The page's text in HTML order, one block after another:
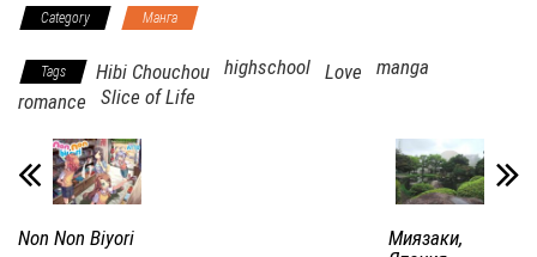
Category Манга
Tags Hibi Chouchou highschool Love
manga
romance
Slice of Life
Non Non Biyori
Миязаки,